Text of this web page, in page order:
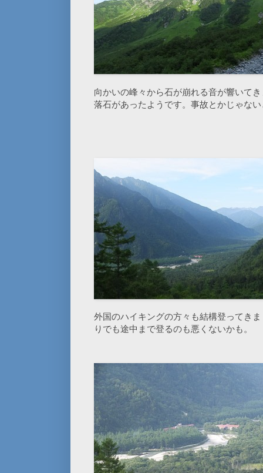
向かいの峰々から石が崩れる音が響いて
落石があったようです。事故とかじゃな
外国のハイキングの方々も結構登ってき
りでも途中まで登るのも悪くないかも。